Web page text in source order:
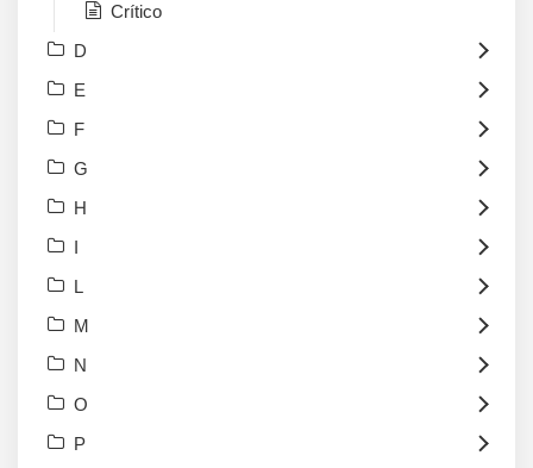
Crítico
D
E
F
G
H
I
L
M
N
O
P